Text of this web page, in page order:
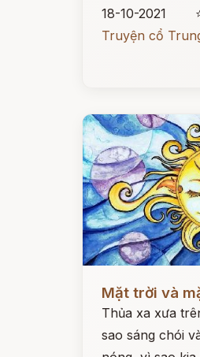
18-10-2021
Truyện cổ
Mặt trời và
Thủa xa xưa
sao sáng chói